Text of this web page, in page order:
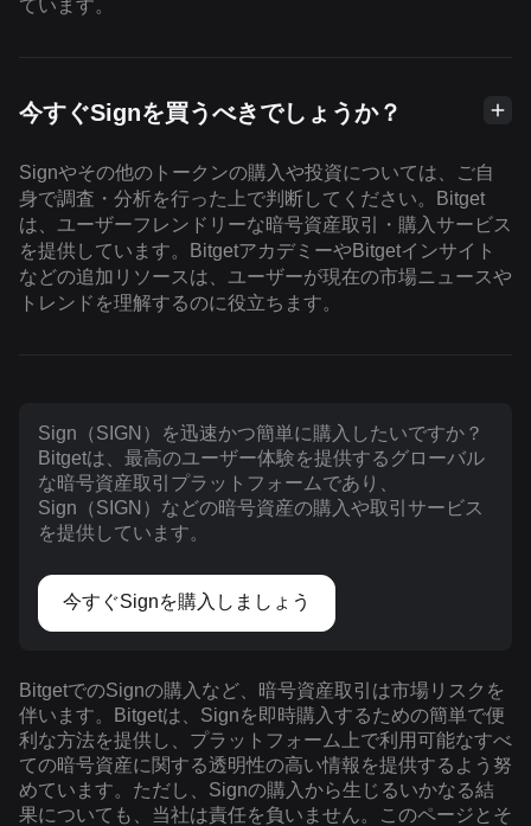
ています。
今すぐSignを買うべきでしょうか？
Signやその他のトークンの購入や投資については、ご自
身で調査・分析を行った上で判断してください。Bitget
は、ユーザーフレンドリーな暗号資産取引・購入サービス
を提供しています。BitgetアカデミーやBitgetインサイト
などの追加リソースは、ユーザーが現在の市場ニュースや
トレンドを理解するのに役立ちます。
Sign（SIGN）を迅速かつ簡単に購入したいですか？
Bitgetは、最高のユーザー体験を提供するグローバル
な暗号資産取引プラットフォームであり、
Sign（SIGN）などの暗号資産の購入や取引サービス
を提供しています。
今すぐSignを購入しましょう
BitgetでのSignの購入など、暗号資産取引は市場リスクを
伴います。Bitgetは、Signを即時購入するための簡単で便
利な方法を提供し、プラットフォーム上で利用可能なすべ
ての暗号資産に関する透明性の高い情報を提供するよう努
めています。ただし、Signの購入から生じるいかなる結
果についても、当社は責任を負いません。このページとそ